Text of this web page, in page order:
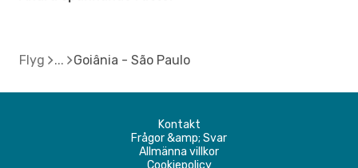
Flyg Goiânia - São Paulo
Kontakt
Frågor &amp; Svar
Allmänna villkor
Cookiepolicy